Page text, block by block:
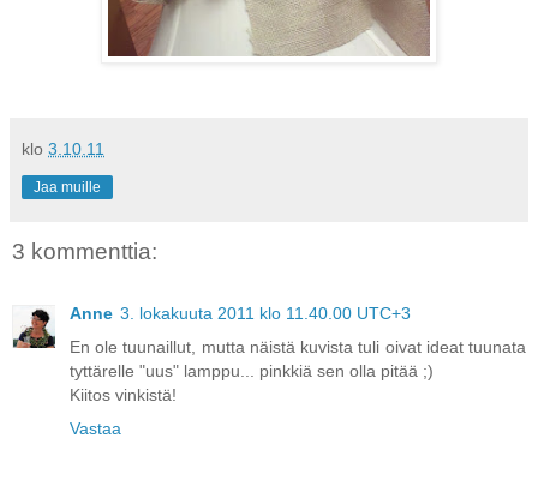
klo 3.10.11
Jaa muille
3 kommenttia:
Anne 3. lokakuuta 2011 klo 11.40.00 UTC+3
En ole tuunaillut, mutta näistä kuvista tuli oivat ideat tuunata
tyttärelle "uus" lamppu... pinkkiä sen olla pitää ;)
Kiitos vinkistä!
Vastaa